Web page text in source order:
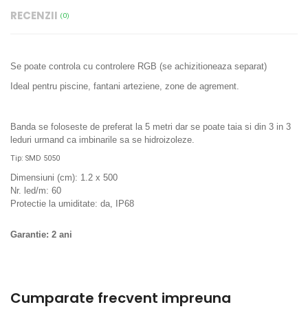
RECENZII (0)
Se poate controla cu controlere RGB (se achizitioneaza separat)
Ideal pentru piscine, fantani arteziene, zone de agrement.
Banda se foloseste de preferat la 5 metri dar se poate taia si din 3 in 3
leduri urmand ca imbinarile sa se hidroizoleze.
Tip: SMD 5050
Dimensiuni (cm): 1.2 x 500
Nr. led/m: 60
Protectie la umiditate: da, IP68
Garantie: 2 ani
Cumparate frecvent impreuna